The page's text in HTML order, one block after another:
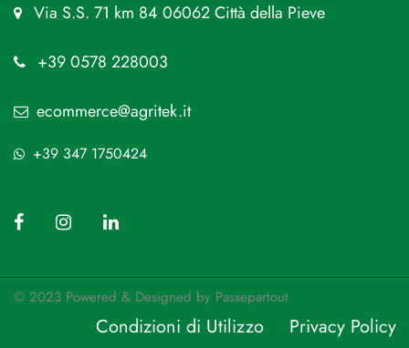
Via S.S. 71 km 84 06062 Città della Pieve
+39 0578 228003
ecommerce@agritek.it
+39 347 1750424
© 2023 Powered & Designed by Passepartout
Condizioni di Utilizzo Privacy Policy